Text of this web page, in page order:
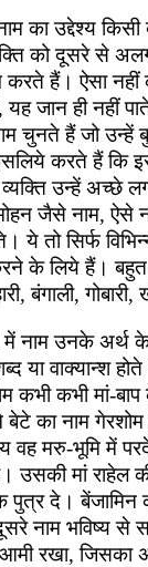
का उद्देश्य
को दूसरे से
करते हैं। ऐसा
जान ही नहीं
चुनते हैं जो उन्हें
करते हैं कि
व्यक्ति उन्हें
जैसे नाम, ऐसे
ये तो सिर्फ
के लिये हैं। बहुत
बंगाली,
में नाम उनके अर्थ
या वाक्यान्श
कभी कभी मां-
का नाम
वह मरु-भूमि में
मां राहेल की
दे। बेंजामिन
नाम भविष्य से
रखा, जिसका